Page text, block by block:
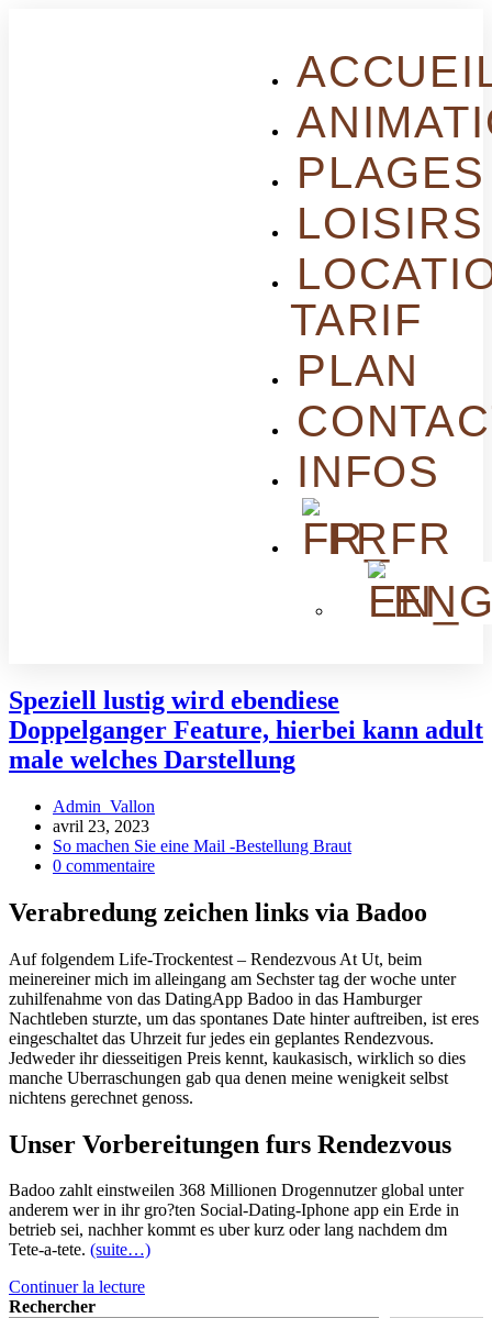
PLAGES
LOISIRS
TARIF
PLAN
INFOS
FR
EN
Speziell lustig wird ebendiese
Doppelganger Feature, hierbei kann adult
male welches Darstellung
Admin_Vallon
avril 23, 2023
So machen Sie eine Mail -Bestellung Braut
0 commentaire
Verabredung zeichen links via Badoo
Auf folgendem Life-Trockentest – Rendezvous At Ut, beim
meinereiner mich im alleingang am Sechster tag der woche unter
zuhilfenahme von das DatingApp Badoo in das Hamburger
Nachtleben sturzte, um das spontanes Date hinter auftreiben, ist eres
eingeschaltet das Uhrzeit fur jedes ein geplantes Rendezvous.
Jedweder ihr diesseitigen Preis kennt, kaukasisch, wirklich so dies
manche Uberraschungen gab qua denen meine wenigkeit selbst
nichtens gerechnet genoss.
Unser Vorbereitungen furs Rendezvous
Badoo zahlt einstweilen 368 Millionen Drogennutzer global unter
anderem wer in ihr gro?ten Social-Dating-Iphone app ein Erde in
betrieb sei, nachher kommt es uber kurz oder lang nachdem dm
Tete-a-tete. (suite…)
Continuer la lecture
Rechercher